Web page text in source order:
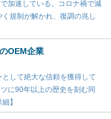
加速している。コロナ禍で減
規制が解かれ、復調の兆し
OEM企業
して絶大な信頼を獲得して
に90年以上の歴史を刻む同
】